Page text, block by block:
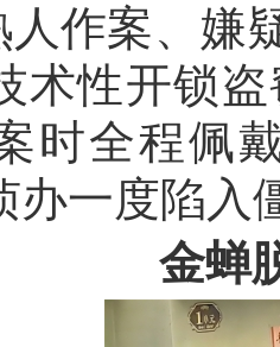
人作案、嫌
术性开锁
时全程佩
办一度陷入
金蝉